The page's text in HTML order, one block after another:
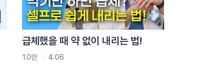
8.7천 2:34
걷기 운동 믿었는데…
디스크 옵니다!
급체했을 때 약 없이 내리는 법!
1.0만 4:06